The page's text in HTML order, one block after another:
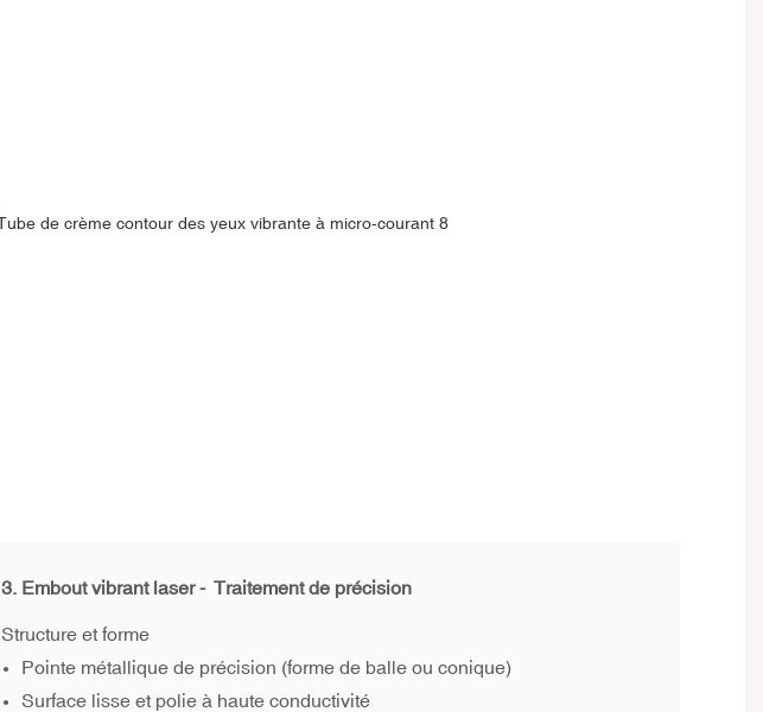
3. Embout vibrant laser - Traitement de précision
Structure et forme
Pointe métallique de précision (forme de balle ou conique)
Surface lisse et polie à haute conductivité